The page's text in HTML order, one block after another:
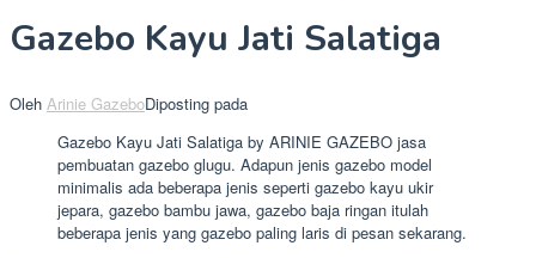
Gazebo Kayu Jati Salatiga
Oleh Arinie GazeboDiposting pada
Gazebo Kayu Jati Salatiga by ARINIE GAZEBO jasa
pembuatan gazebo glugu. Adapun jenis gazebo model
minimalis ada beberapa jenis seperti gazebo kayu ukir
jepara, gazebo bambu jawa, gazebo baja ringan itulah
beberapa jenis yang gazebo paling laris di pesan sekarang.